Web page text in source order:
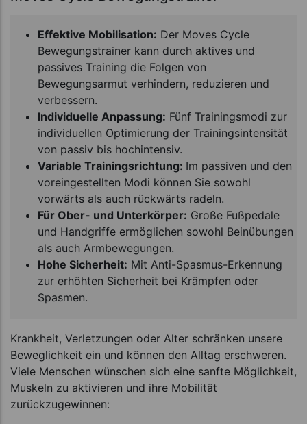
Effektive Mobilisation: Der Moves Cycle
Bewegungstrainer kann durch aktives und
passives Training die Folgen von
Bewegungsarmut verhindern, reduzieren und
verbessern.
Individuelle Anpassung: Fünf Trainingsmodi zur
individuellen Optimierung der Trainingsintensität
von passiv bis hochintensiv.
Variable Trainingsrichtung: Im passiven und den
voreingestellten Modi können Sie sowohl
vorwärts als auch rückwärts radeln.
Für Ober- und Unterkörper: Große Fußpedale
und Handgriffe ermöglichen sowohl Beinübungen
als auch Armbewegungen.
Hohe Sicherheit: Mit Anti-Spasmus-Erkennung
zur erhöhten Sicherheit bei Krämpfen oder
Spasmen.
Krankheit, Verletzungen oder Alter schränken unsere
Beweglichkeit ein und können den Alltag erschweren.
Viele Menschen wünschen sich eine sanfte Möglichkeit,
Muskeln zu aktivieren und ihre Mobilität
zurückzugewinnen: